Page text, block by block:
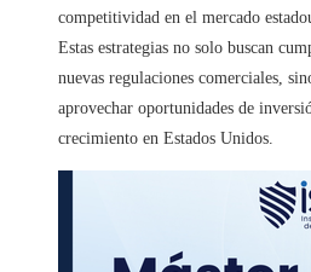
competitividad en el mercado
Estas estrategias no solo buscan
nuevas regulaciones comerciales,
aprovechar oportunidades de
crecimiento en Estados Unidos.